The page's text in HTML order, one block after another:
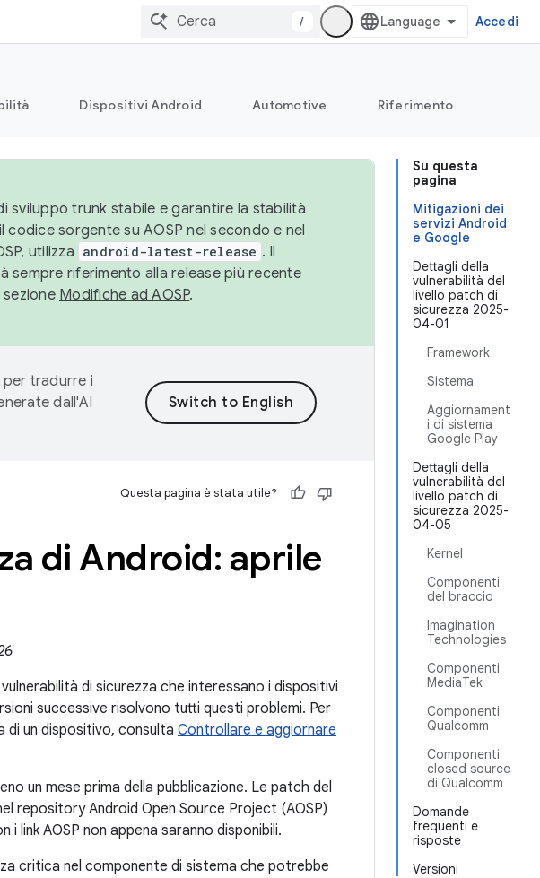
/ Accedi
Dispositivi Android Automotive Riferimento
Su questa
pagina
Mitigazioni dei
servizi Android
e Google
Dettagli della
vulnerabilità del
livello patch di
sicurezza 2025-
04-01
Framework
Sistema
Aggiornament
i di sistema
Google Play
Dettagli della
vulnerabilità del
livello patch di
sicurezza 2025-
04-05
Kernel
Componenti
del braccio
Imagination
Technologies
Componenti
MediaTek
Componenti
Qualcomm
Componenti
closed source
di Qualcomm
Domande
frequenti e
risposte
Versioni
sviluppo trunk stabile e garantire la stabilità
sorgente su AOSP nel secondo e nel
utilizza android-latest-release . Il
sempre riferimento alla release più recente
Modifiche ad AOSP.
tradurre i
dall'AI
Questa pagina è stata utile?
di Android: aprile
di sicurezza che interessano i dispositivi
successive risolvono tutti questi problemi. Per
di un dispositivo, consulta Controllare e aggiornare
un mese prima della pubblicazione. Le patch del
repository Android Open Source Project (AOSP)
link AOSP non appena saranno disponibili.
critica nel componente di sistema che potrebbe